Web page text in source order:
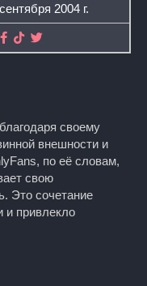
2004 г.
своему
внешности и
по её словам,
свою
Это сочетание
и привлекло